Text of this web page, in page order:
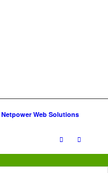
Netpower Web Solutions